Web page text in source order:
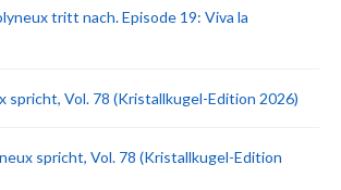
tritt nach. Episode 19: Viva la
spricht, Vol. 78 (Kristallkugel-Edition 2026)
spricht, Vol. 78 (Kristallkugel-Edition